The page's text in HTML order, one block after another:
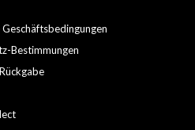
Bestimmungen